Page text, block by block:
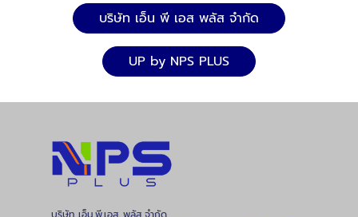
บริษัท เอ็น พี เอส พลัส จำกัด
UP by NPS PLUS